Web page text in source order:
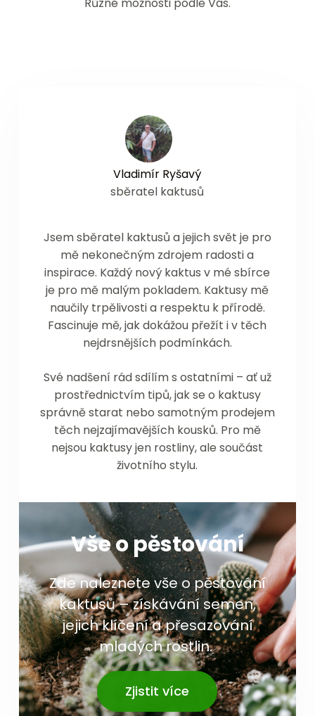
Vladimír Ryšavý
sběratel kaktusů
Jsem sběratel kaktusů a jejich svět je pro
mě nekonečným zdrojem radosti a
inspirace. Každý nový kaktus v mé sbírce
je pro mě malým pokladem. Kaktusy mě
naučily trpělivosti a respektu k přírodě.
Fascinuje mě, jak dokážou přežít i v těch
nejdrsnějších podmínkách.
Své nadšení rád sdílím s ostatními – ať už
prostřednictvím tipů, jak se o kaktusy
správně starat nebo samotným prodejem
těch nejzajímavějších kousků. Pro mě
nejsou kaktusy jen rostliny, ale součást
životního stylu.
Vše o pěstování
Zde naleznete vše o pěstování
kaktusů – získávání semen,
jejich klíčení a přesazování
mladých rostlin.
Zjistit více